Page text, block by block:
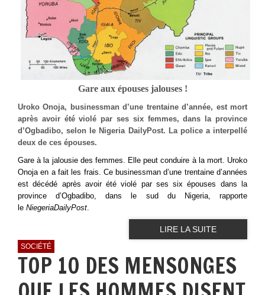
Gare aux épouses jalouses !
Uroko Onoja, businessman d’une trentaine d’année, est mort
après avoir été violé par ses six femmes, dans la province
d’Ogbadibo, selon le Nigeria DailyPost. La police a interpellé
deux de ces épouses.
Gare à la jalousie des femmes. Elle peut conduire à la mort. Uroko
Onoja en a fait les frais. Ce businessman d’une trentaine d’années
est décédé après avoir été violé par ses six épouses dans la
province d’Ogbadibo, dans le sud du Nigeria, rapporte
le NiegeriaDailyPost.
LIRE LA SUITE
SOCIÉTÉ
TOP 10 DES MENSONGES